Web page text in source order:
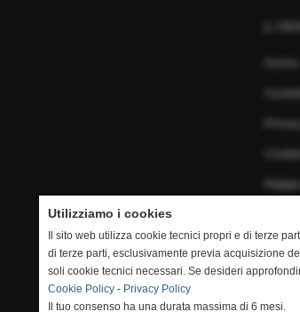
Utilizziamo i cookies
Il sito web utilizza cookie tecnici propri e di terze
di terze parti, esclusivamente previa acquisizione
soli cookie tecnici necessari. Se desideri
Cookie Policy - Privacy Policy
Il tuo consenso ha una durata massima di 6 mesi.